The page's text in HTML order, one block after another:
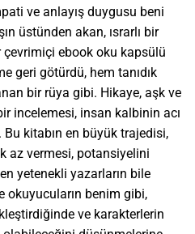
ve anlayış duygusu beni
üstünden akan, ısrarlı bir
ebook oku kapsülü
geri götürdü, hem tanıdık
bir rüya gibi. Hikaye, aşk ve
incelemesi, insan kalbinin acı
kitabın en büyük trajedisi,
az vermesi, potansiyelini
yetenekli yazarların bile
okuyucuların benim gibi,
ve karakterlerin